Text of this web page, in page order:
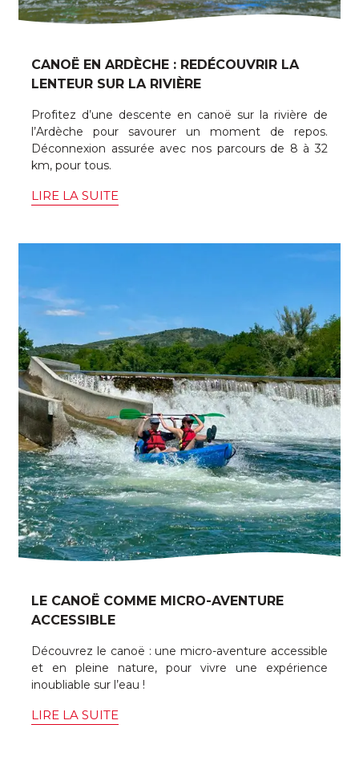
CANOË EN ARDÈCHE : REDÉCOUVRIR LA
LENTEUR SUR LA RIVIÈRE
Profitez d’une descente en canoë sur la rivière de
l’Ardèche pour savourer un moment de repos.
Déconnexion assurée avec nos parcours de 8 à 32
km, pour tous.
LIRE LA SUITE
LE CANOË COMME MICRO-AVENTURE
ACCESSIBLE
Découvrez le canoë : une micro-aventure accessible
et en pleine nature, pour vivre une expérience
inoubliable sur l’eau !
LIRE LA SUITE